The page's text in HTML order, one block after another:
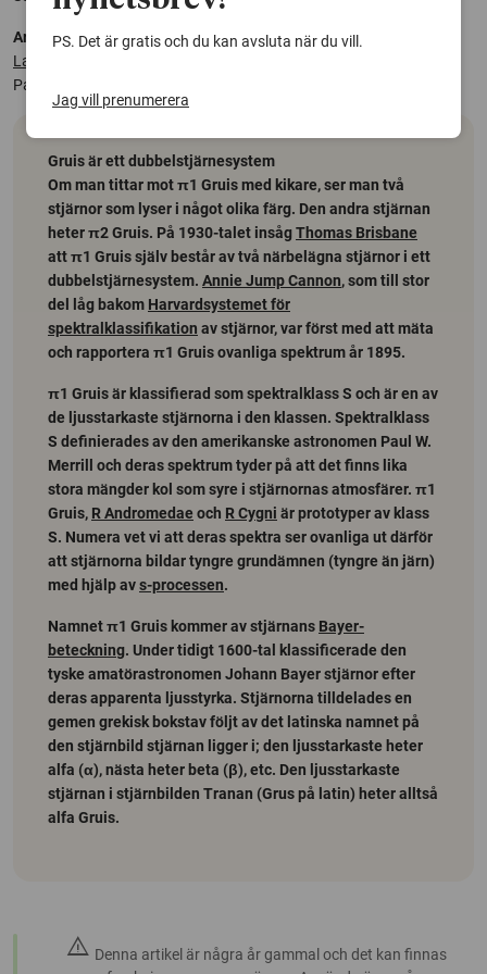
Artikeln:
Large granulation cells on the surface of the giant star π1 Gruis
Paladini et al., (2017) Nature
Gruis är ett dubbelstjärnesystem
Om man tittar mot π1 Gruis med kikare, ser man två
stjärnor som lyser i något olika färg. Den andra stjärnan
heter π2 Gruis. På 1930-talet insågThomas Brisbane
att π1 Gruis själv består av två närbelägna stjärnor i ett
dubbelstjärnesystem. Annie Jump Cannon, som till stor
del låg bakom Harvardsystemet för
spektralklassifikation av stjärnor, var först med att mäta
och rapportera π1 Gruis ovanliga spektrum år 1895.
π1 Gruis är klassifierad som spektralklass S och är en av
de ljusstarkaste stjärnorna i den klassen. Spektralklass
S definierades av den amerikanske astronomen Paul W.
Merrill och deras spektrum tyder på att det finns lika
stora mängder kol som syre i stjärnornas atmosfärer. π1
Gruis, R Andromedae och R Cygni är prototyper av klass
S. Numera vet vi att deras spektra ser ovanliga ut därför
att stjärnorna bildar tyngre grundämnen (tyngre än järn)
med hjälp avs-processen.
Namnet π1 Gruis kommer av stjärnans Bayer-
beteckning. Under tidigt 1600-tal klassificerade den
tyske amatörastronomen Johann Bayer stjärnor efter
deras apparenta ljusstyrka. Stjärnorna tilldelades en
gemen grekisk bokstav följt av det latinska namnet på
den stjärnbild stjärnan ligger i; den ljusstarkaste heter
alfa (α), nästa heter beta (β), etc. Den ljusstarkaste
stjärnan i stjärnbilden Tranan (Grus på latin) heter alltså
alfa Gruis.
warning Denna artikel är några år gammal och det kan finnas
PS. Det är gratis och du kan avsluta när du vill.
Jag vill prenumerera